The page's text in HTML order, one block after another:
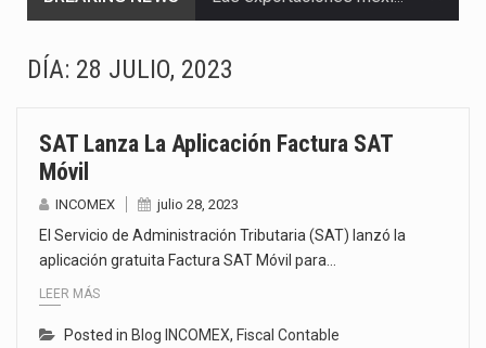
Los créditos fiscales determinados a empresas IMMEX rara vez nacen de una interpretación equivocada de…
DÍA: 28 JULIO, 2023
SAT Lanza La Aplicación Factura SAT
Móvil
INCOMEX julio 28, 2023
El Servicio de Administración Tributaria (SAT) lanzó la
aplicación gratuita Factura SAT Móvil para…
LEER MÁS
Posted in Blog INCOMEX, Fiscal Contable